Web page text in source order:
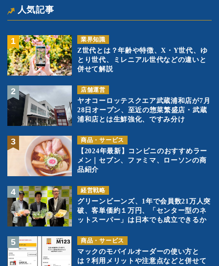
人気記事
業界知識
Z世代とは？年齢や特徴、X・Y世代、ゆ
とり世代、ミレニアル世代などの違いと
併せて解説
店舗運営
ヤオコーロッテスクエア武蔵浦和店が7月
28日オープン、至近の惣菜繁盛店・武蔵
浦和店とは生鮮強化、ですみ分け
商品・サービス
【2024年最新】コンビニのおすすめラー
メン｜セブン、ファミマ、ローソンの商
品紹介
経営戦略
グリーンビーンズ、1年で会員数21万人突
破、客単価約１万円、「センター型のネ
ットスーパー」は日本でも成立できるか
商品・サービス
マックのモバイルオーダーの使い方と
は？利用メリットや注意点などと併せて